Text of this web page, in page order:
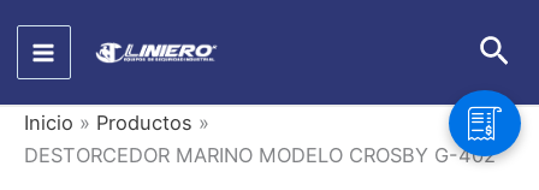
contenido
Inicio
Productos
DESTORCEDOR MARINO MODELO CROSBY G-402